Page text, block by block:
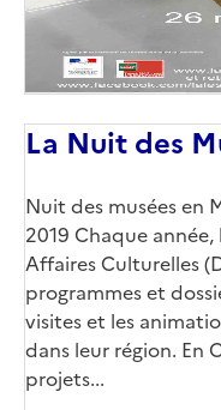
La Nuit des
Nuit des musées en
2019 Chaque
Affaires Culturelles
programmes et
visites et les
dans leur région. En
projets...